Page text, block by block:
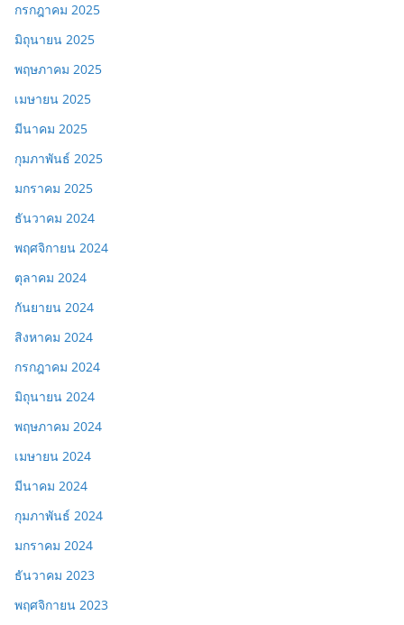
กรกฎาคม 2025
มิถุนายน 2025
พฤษภาคม 2025
เมษายน 2025
มีนาคม 2025
กุมภาพันธ์ 2025
มกราคม 2025
ธันวาคม 2024
พฤศจิกายน 2024
ตุลาคม 2024
กันยายน 2024
สิงหาคม 2024
กรกฎาคม 2024
มิถุนายน 2024
พฤษภาคม 2024
เมษายน 2024
มีนาคม 2024
กุมภาพันธ์ 2024
มกราคม 2024
ธันวาคม 2023
พฤศจิกายน 2023